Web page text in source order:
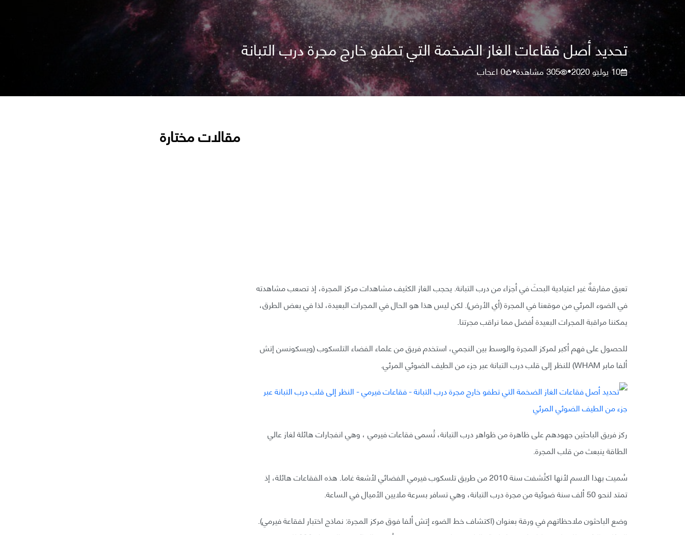
تحديد أصل فقاعات الغاز الضخمة التي تطفو خارج مجرة درب التبانة
10 يوليو 2020 •
305مشاهدة•
0اعجاب
تعيق مفارقةٌ غير اعتيادية البحثَ في أجزاء من درب التبانة. يحجب الغاز الكثيف مشاهدات مركز المجرة، إذ تصعب مشاهدته
في الضوء المرئي من موقعنا في المجرة (أي الأرض). لكن ليس هذا هو الحال في المجرات البعيدة، لذا في بعض الطرق،
يمكننا مراقبة المجرات البعيدة أفضل مما نراقب مجرتنا.
للحصول على فهم أكبر لمركز المجرة والوسط بين النجمي، استخدم فريق من علماء الفضاء التلسكوب (ويسكونسن إتش
ألفا مابر WHAM) للنظر إلى قلب درب التبانة عبر جزء من الطيف الضوئي المرئي.
ركز فريق الباحثين جهودهم على ظاهرة من ظواهر درب التبانة، تُسمى فقاعات فيرمي ، وهي انفجارات هائلة لغاز عالي
الطاقة ينبعث من قلب المجرة.
سُميت بهذا الاسم لأنها اكتُشفت سنة 2010 من طريق تلسكوب فيرمي الفضائي لأشعة غاما. هذه الفقاعات هائلة، إذ
تمتد لنحو 50 ألف سنة ضوئية من مجرة درب التبانة، وهي تسافر بسرعة ملايين الأميال في الساعة.
وضع الباحثون ملاحظاتهم في ورقة بعنوان (اكتشاف خط الضوء إتش ألفا فوق مركز المجرة: نماذج اختبار لفقاعة فيرمي).
مقالات مختارة